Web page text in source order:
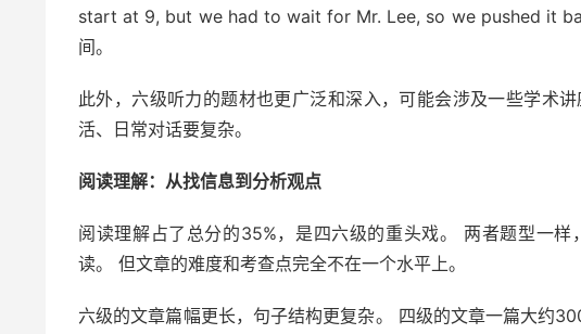
start at 9, but we had to wait for Mr. Lee, so we pushed it
间。
此外，六级听力的题材也更广泛和深入，可能会涉及一些学术
活、日常对话要复杂。
阅读理解：从找信息到分析观点
阅读理解占了总分的35%，是四六级的重头戏。 两者题型一
读。 但文章的难度和考查点完全不在一个水平上。
六级的文章篇幅更长，句子结构更复杂。 四级的文章一篇大约